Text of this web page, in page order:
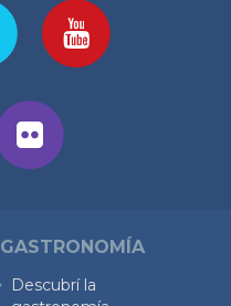
GASTRONOMÍA
Descubrí la